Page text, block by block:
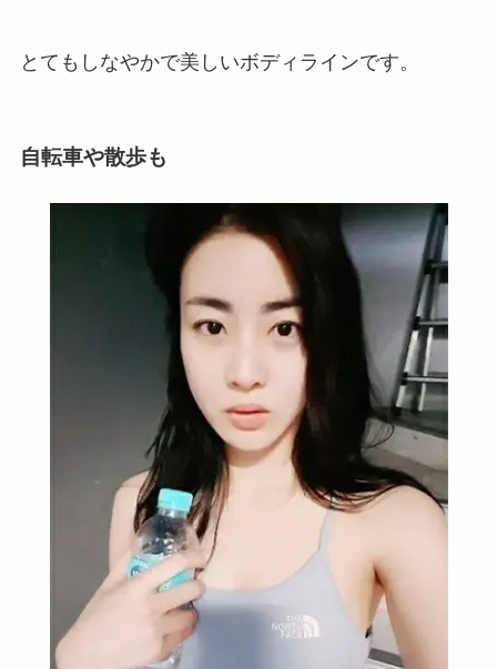
とてもしなやかで美しいボディラインです。
自転車や散歩も